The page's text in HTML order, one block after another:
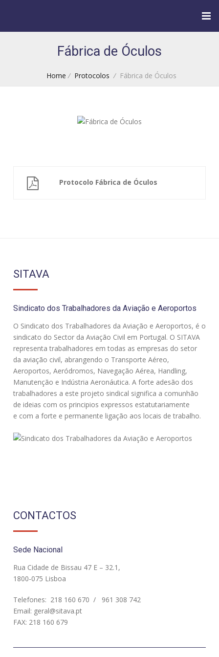
Fábrica de Óculos
Home / Protocolos /Fábrica de Óculos
Protocolo Fábrica de Óculos
SITAVA
Sindicato dos Trabalhadores da Aviação e Aeroportos
O Sindicato dos Trabalhadores da Aviação e Aeroportos, é o
sindicato do Sector da Aviação Civil em Portugal. O SITAVA
representa trabalhadores em todas as empresas do setor
da aviação civil, abrangendo o Transporte Aéreo,
Aeroportos, Aeródromos, Navegação Aérea, Handling,
Manutenção e Indústria Aeronáutica. A forte adesão dos
trabalhadores a este projeto sindical significa a comunhão
de ideias com os principios expressos estatutariamente
e com a forte e permanente ligação aos locais de trabalho.
CONTACTOS
Sede Nacional
Rua Cidade de Bissau 47 E – 32.1,
1800-075 Lisboa
Telefones: 218 160 670 /
961 308 742
Email: geral@sitava.pt
FAX: 218 160 679